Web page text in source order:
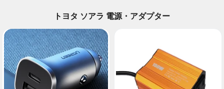
トヨタ ソアラ 電源・アダプター